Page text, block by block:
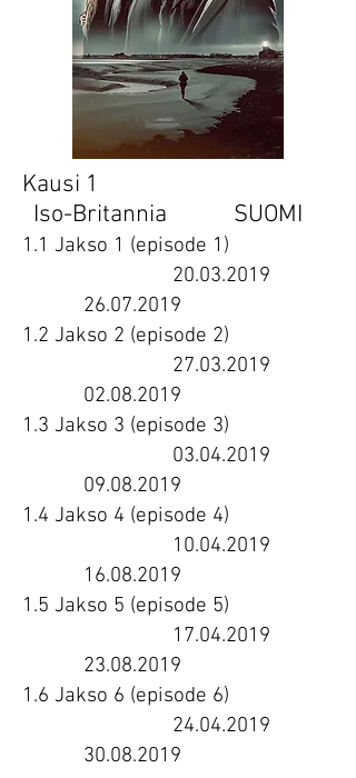
Kausi 1
Iso-Britannia SUOMI
1.1 Jakso 1 (episode 1)
20.03.2019
26.07.2019
1.2 Jakso 2 (episode 2)
27.03.2019
02.08.2019
1.3 Jakso 3 (episode 3)
03.04.2019
09.08.2019
1.4 Jakso 4 (episode 4)
10.04.2019
16.08.2019
1.5 Jakso 5 (episode 5)
17.04.2019
23.08.2019
1.6 Jakso 6 (episode 6)
24.04.2019
30.08.2019